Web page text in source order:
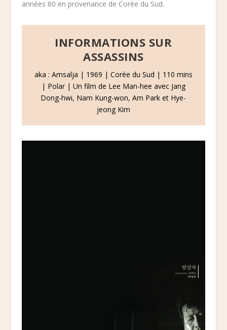
années 60 en provenance de Corée du Sud.
INFORMATIONS SUR
ASSASSINS
aka : Amsalja | 1969 | Corée du Sud | 110 mins
| Polar | Un film de Lee Man-hee avec Jang
Dong-hwi, Nam Kung-won, Am Park et Hye-
jeong Kim